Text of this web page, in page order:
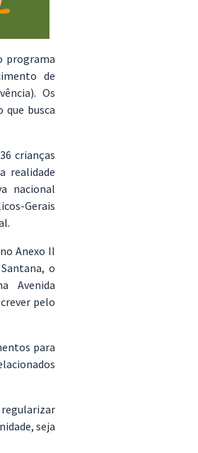
programa
de
Os
busca
crianças
realidade
nacional
Gerais
Anexo II
o
Avenida
pelo
para
seja